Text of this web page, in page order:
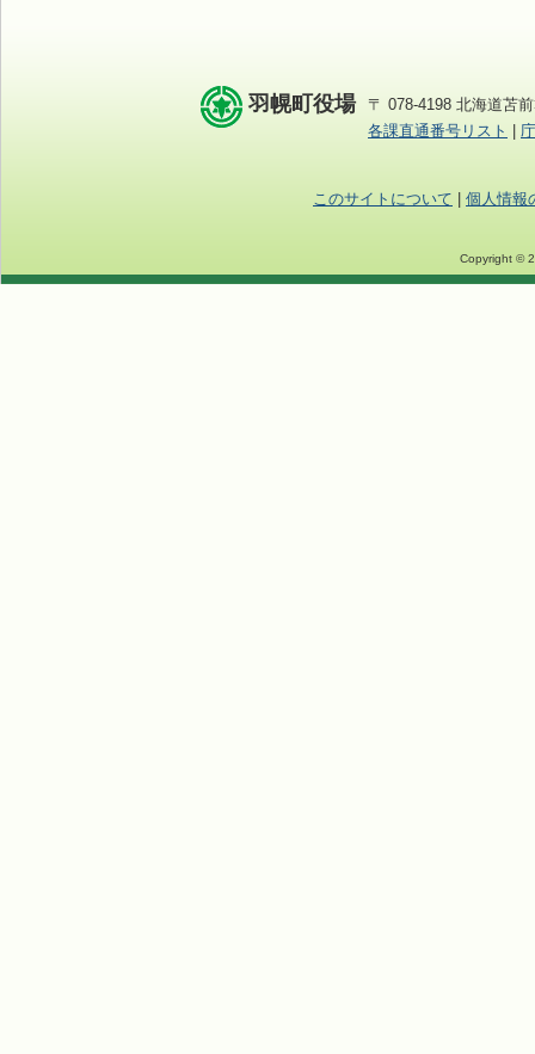
羽幌町役場
〒 078-4198 北海道苫
各課直通番号リスト
このサイトについて 個人情報
Copyright ©